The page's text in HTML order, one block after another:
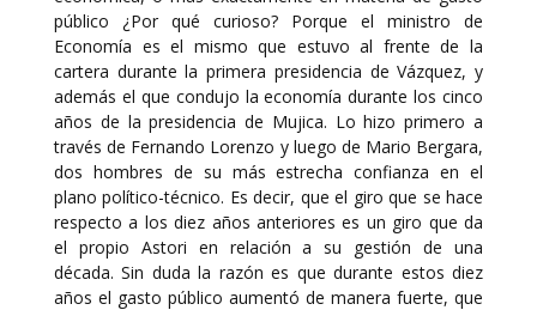
público ¿Por qué curioso? Porque el ministro de
Economía es el mismo que estuvo al frente de la
cartera durante la primera presidencia de Vázquez, y
además el que condujo la economía durante los cinco
años de la presidencia de Mujica. Lo hizo primero a
través de Fernando Lorenzo y luego de Mario Bergara,
dos hombres de su más estrecha confianza en el
plano político-técnico. Es decir, que el giro que se hace
respecto a los diez años anteriores es un giro que da
el propio Astori en relación a su gestión de una
década. Sin duda la razón es que durante estos diez
años el gasto público aumentó de manera fuerte, que